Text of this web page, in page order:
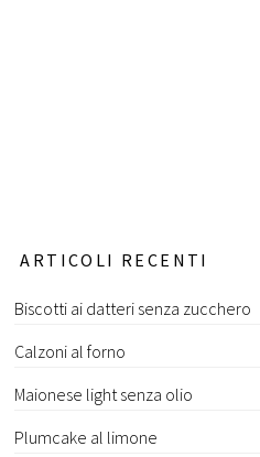
ARTICOLI RECENTI
Biscotti ai datteri senza zucchero
Calzoni al forno
Maionese light senza olio
Plumcake al limone